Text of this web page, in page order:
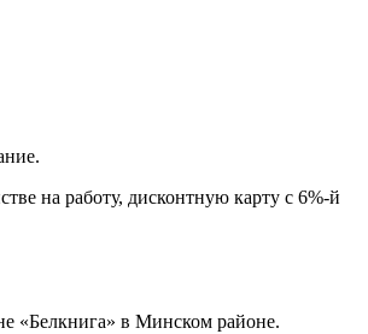
на работу, дисконтную карту с 6%-й
«Белкнига» в Минском районе.